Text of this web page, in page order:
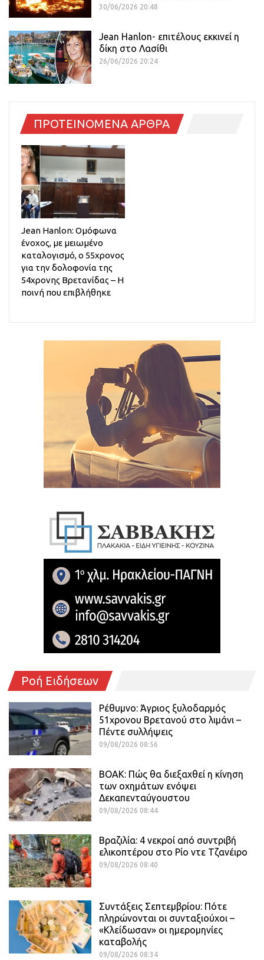
30/06/2026 20:48
Jean Hanlon- επιτέλους εκκινεί η
δίκη στο Λασίθι
26/06/2026 20:24
ΠΡΟΤΕΙΝΟΜΕΝΑ ΑΡΘΡΑ
Jean Hanlon: Ομόφωνα
ένοχος, με μειωμένο
καταλογισμό, ο 55χρονος
για την δολοφονία της
54χρονης Βρετανίδας – Η
ποινή που επιβλήθηκε
Ροή Ειδήσεων
Ρέθυμνο: Άγριος ξυλοδαρμός
51χρονου Βρετανού στο λιμάνι –
Πέντε συλλήψεις
09/08/2026 08:56
ΒΟΑΚ: Πώς θα διεξαχθεί η κίνηση
των οχημάτων ενόψει
Δεκαπενταύγουστου
09/08/2026 08:44
Βραζιλία: 4 νεκροί από συντριβή
ελικοπτέρου στο Ρίο ντε Τζανέιρο
09/08/2026 08:40
Συντάξεις Σεπτεμβρίου: Πότε
πληρώνονται οι συνταξιούχοι –
«Κλείδωσαν» οι ημερομηνίες
καταβολής
09/08/2026 08:34